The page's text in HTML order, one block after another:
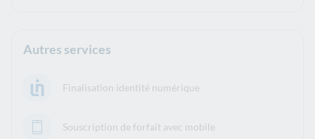
Autres services
Finalisation identité numérique
Souscription de forfait avec mobile